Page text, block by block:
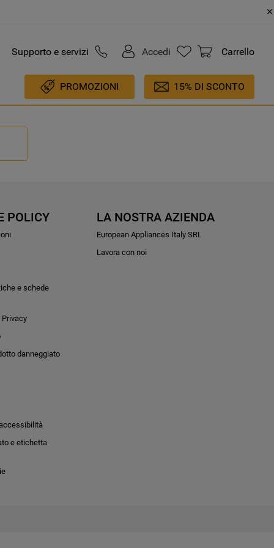
Supporto e servizi Accedi Carrello
PROMOZIONI 15% DI SCONTO
POLICY
e schede
danneggiato
e etichetta
LA NOSTRA AZIENDA
European Appliances Italy SRL
Lavora con noi